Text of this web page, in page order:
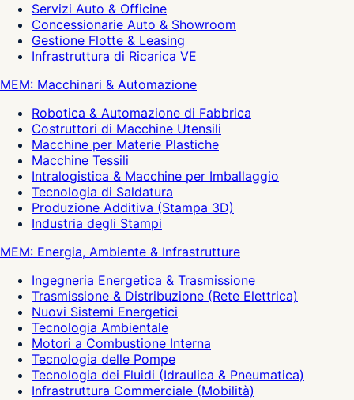
Servizi Auto & Officine
Concessionarie Auto & Showroom
Gestione Flotte & Leasing
Infrastruttura di Ricarica VE
MEM: Macchinari & Automazione
Robotica & Automazione di Fabbrica
Costruttori di Macchine Utensili
Macchine per Materie Plastiche
Macchine Tessili
Intralogistica & Macchine per Imballaggio
Tecnologia di Saldatura
Produzione Additiva (Stampa 3D)
Industria degli Stampi
MEM: Energia, Ambiente & Infrastrutture
Ingegneria Energetica & Trasmissione
Trasmissione & Distribuzione (Rete Elettrica)
Nuovi Sistemi Energetici
Tecnologia Ambientale
Motori a Combustione Interna
Tecnologia delle Pompe
Tecnologia dei Fluidi (Idraulica & Pneumatica)
Infrastruttura Commerciale (Mobilità)